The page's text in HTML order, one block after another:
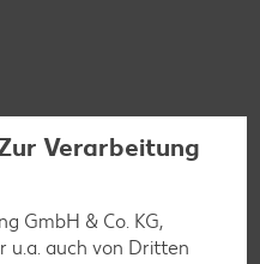
Verarbeitung
GmbH & Co. KG,
u.a. auch von Dritten